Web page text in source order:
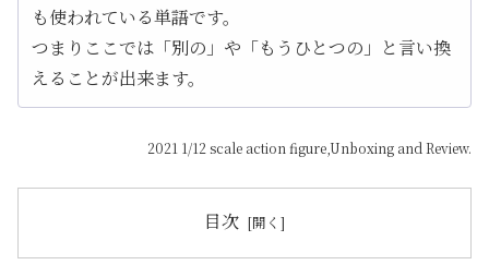
も使われている単語です。
つまりここでは「別の」や「もうひとつの」と言い換
えることが出来ます。
2021 1/12 scale action figure,Unboxing and Review.
目次